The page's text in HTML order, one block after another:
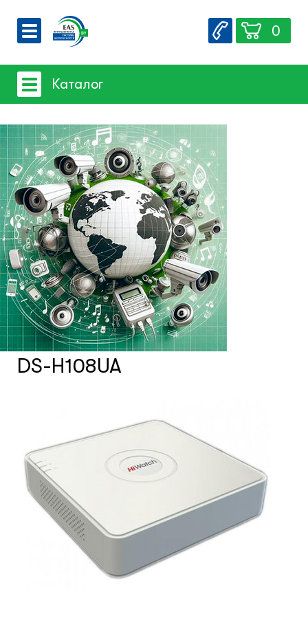
О компании
Вакансии
Контакты
0
Каталог
Системы видеонаблюдения
- iFLOW
- SpaceTechnology
- Dahua
- EZ-IP
- Hikvision
- Комплектующие и монтажный
материал
Системы защиты товаров от краж
Счетчики посетителей
Защита товара на стеллажах
Системы фонового озвучивания
помещений
Системы контроля и управления
доступом
Сетевое оборудование
Защитные сейферы и боксы
DS-H108UA